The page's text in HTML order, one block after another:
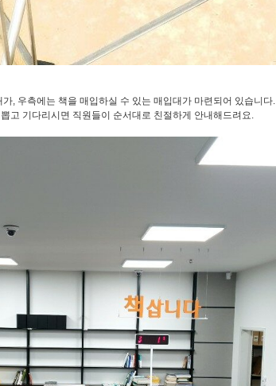
, 우측에는 책을 매입하실 수 있는 매입대가 마련되어 있습니다.
고 기다리시면 직원들이 순서대로 친절하게 안내해드려요.